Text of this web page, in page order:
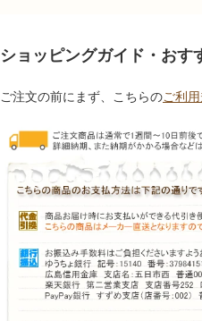
ショッピングガイド・おす
ご注文の前にまず、こちらのご利